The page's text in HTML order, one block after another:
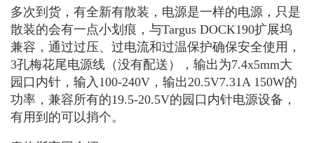
多次到货，有全新有散装，电源是一样的电源，只是
散装的会有一点小划痕，与Targus DOCK190扩展坞
兼容，通过过压、过电流和过温保护确保安全使用，
3孔梅花尾电源线（没有配送），输出为7.4x5mm大
园口内针，输入100-240V，输出20.5V7.31A 150W的
功率，兼容所有的19.5-20.5V的园口内针电源设备，
有用到的可以捎个。